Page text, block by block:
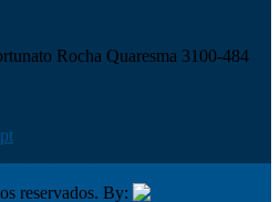
Rocha Quaresma 3100-484
reservados. By: